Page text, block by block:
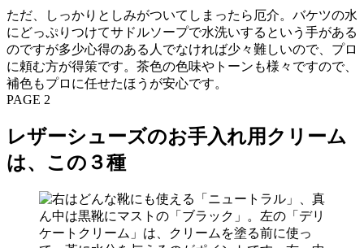
ただ、しっかりとしみがついてしまったら厄介。バケツの水
にどっぷりつけてサドルソープで水洗いするという手がある
のですが多少心得のある人でなければ少々難しいので、プロ
に頼む方が得策です。茶色の色味やトーンも様々ですので、
補色もプロに任せたほうが安心です。
PAGE 2
レザーシューズのお手入れ用クリーム
は、この３種